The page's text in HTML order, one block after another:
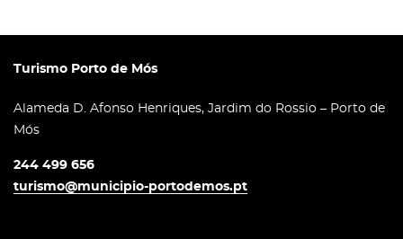
Turismo Porto de Mós
Alameda D. Afonso Henriques, Jardim do Rossio – Porto de
Mós
244 499 656
turismo@municipio-portodemos.pt